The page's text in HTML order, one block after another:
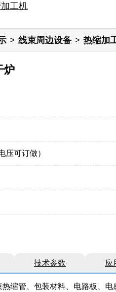
工机
线束周边设备 热缩加
炉
压可订做）
技术参数 应
缩管、包装材料、电路板、